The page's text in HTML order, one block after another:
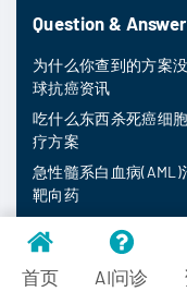
Question & Answer
为什么你查到的方案
球抗癌资讯
吃什么东西杀死癌细
疗方案
急性髓系白血病
靶向药
TKI药物并管理副作用
晚期结直肠癌治疗抉
首页 AI问诊